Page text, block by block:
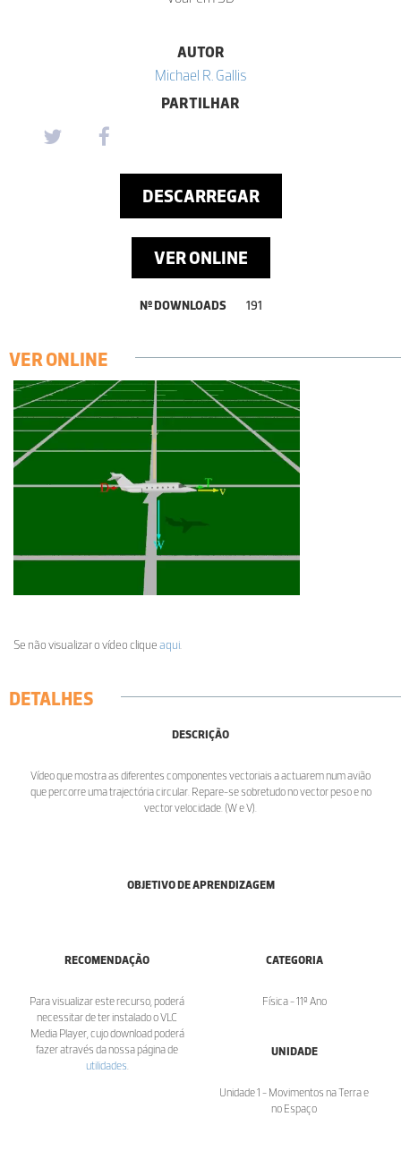
AUTOR
Michael R. Gallis
PARTILHAR
DESCARREGAR
VER ONLINE
Nº DOWNLOADS 191
VER ONLINE
Se não visualizar o vídeo cliqueaqui.
DETALHES
DESCRIÇÃO
Vídeo que mostra as diferentes componentes vectoriais a actuarem num avião
que percorre uma trajectória circular. Repare-se sobretudo no vector peso e no
vector velocidade. (W e V).
OBJETIVO DE APRENDIZAGEM
RECOMENDAÇÃO
Para visualizar este recurso, poderá
necessitar de ter instalado o VLC
Media Player, cujo download poderá
fazer através da nossa página de
utilidades.
CATEGORIA
Física - 11º Ano
UNIDADE
Unidade 1 - Movimentos na Terra e
no Espaço